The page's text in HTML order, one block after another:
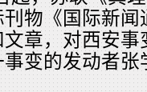
物《国际新
章，对西安
变的发动者